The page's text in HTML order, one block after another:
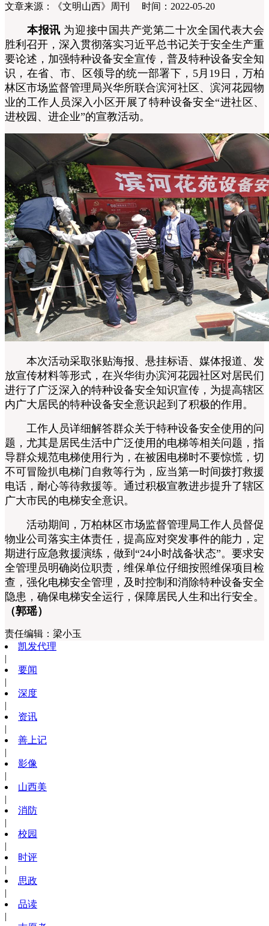
文章来源：《文明山西》周刊 时间：2022-05-20
本报讯 为迎接中国共产党第二十次全国代表大会
胜利召开，深入贯彻落实习近平总书记关于安全生产重
要论述，加强特种设备安全宣传，普及特种设备安全知
识，在省、市、区领导的统一部署下，5月19日，万柏
林区市场监督管理局兴华所联合滨河社区、滨河花园物
业的工作人员深入小区开展了特种设备安全“进社区、
进校园、进企业”的宣教活动。
本次活动采取张贴海报、悬挂标语、媒体报道、发
放宣传材料等形式，在兴华街办滨河花园社区对居民们
进行了广泛深入的特种设备安全知识宣传，为提高辖区
内广大居民的特种设备安全意识起到了积极的作用。
工作人员详细解答群众关于特种设备安全使用的问
题，尤其是居民生活中广泛使用的电梯等相关问题，指
导群众规范电梯使用行为，在被困电梯时不要惊慌，切
不可冒险扒电梯门自救等行为，应当第一时间拨打救援
电话，耐心等待救援等。通过积极宣教进步提升了辖区
广大市民的电梯安全意识。
活动期间，万柏林区市场监督管理局工作人员督促
物业公司落实主体责任，提高应对突发事件的能力，定
期进行应急救援演练，做到“24小时战备状态”。要求安
全管理员明确岗位职责，维保单位仔细按照维保项目检
查，强化电梯安全管理，及时控制和消除特种设备安全
隐患，确保电梯安全运行，保障居民人生和出行安全。
（郭瑶）
责任编辑： 梁小玉
凯发代理
|
要闻
|
深度
|
资讯
|
善上记
|
影像
|
山西美
|
消防
|
校园
|
时评
|
思政
|
品读
|